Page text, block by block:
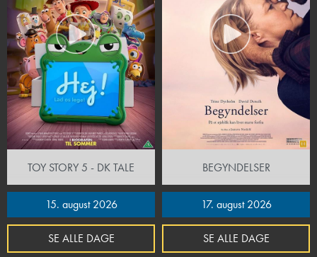
TOY STORY 5 - DK TALE
15. august 2026
SE ALLE DAGE
BEGYNDELSER
17. august 2026
SE ALLE DAGE